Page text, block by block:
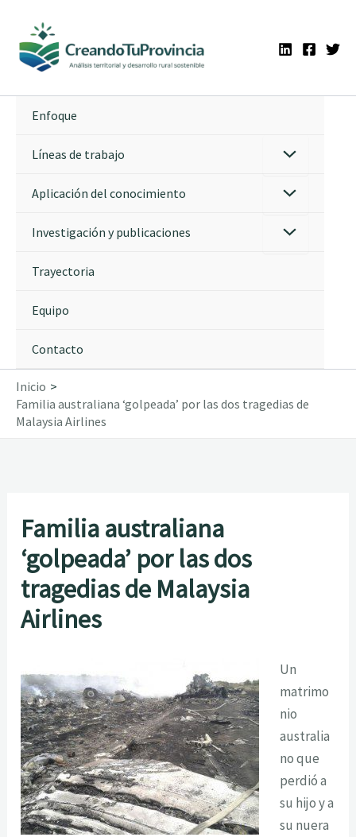
contenido
Enfoque
Líneas de trabajo
Aplicación del conocimiento
Investigación y publicaciones
Trayectoria
Equipo
Contacto
Inicio
Familia australiana ‘golpeada’ por las dos tragedias de
Malaysia Airlines
Familia australiana
‘golpeada’ por las dos
tragedias de Malaysia
Airlines
Un
matrimo
nio
australia
no que
perdió a
su hijo y a
su nuera